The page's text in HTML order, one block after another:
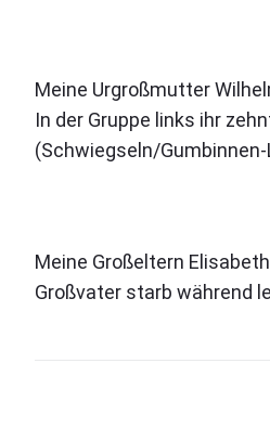
Meine Urgroßmutter
In der Gruppe links ihr
(Schwiegseln/
Meine Großeltern
Großvater starb während